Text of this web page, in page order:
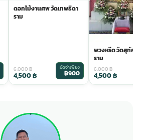
ดอกไม้งานศพ วัดเทพธิดา
ราม
6,000฿
4,500฿
มัดจำเพียง
฿900
พวงหรีด วัดสุทัศนเ
ราม
6,000฿
4,500฿